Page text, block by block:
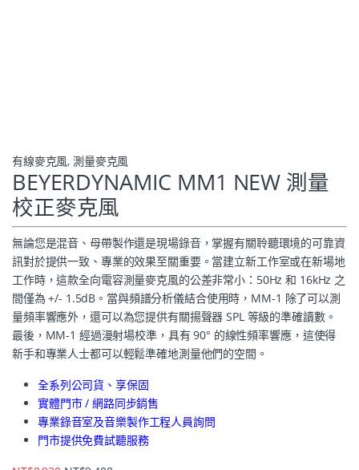
有線麥克風,測量麥克風
BEYERDYNAMIC MM1 NEW 測量
校正麥克風
無論您是混音、母帶製作還是現場錄音，掌握有關聆聽環境的可靠資
訊對於提供一致、專業的效果至關重要。當建立新工作室或在新場地
工作時，這款全向電容測量麥克風的公差非常小：50Hz 和 16kHz 之
間僅為 +/- 1.5dB。當與頻譜分析儀結合使用時，MM-1 除了可以測
量頻率響應外，還可以為您提供有關揚聲器 SPL 等級的準確讀數。
最後，MM-1 經過漫射場校準，具有 90° 的線性頻率響應，這使得
新手和專業人士都可以輕鬆準確地測量他們的空間。
全系列公司貨、享保固
實體門市 / 網路同步銷售
專業錄音室及音樂製作工程人員詢問
門市提供免費試聽服務